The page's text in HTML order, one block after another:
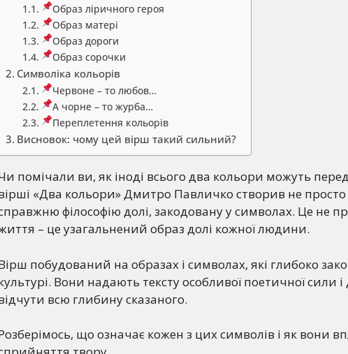
Образ ліричного героя
Образ матері
Образ дороги
Образ сорочки
Символіка кольорів
Червоне – то любов…
А чорне – то журба…
Переплетення кольорів
Висновок: чому цей вірш такий сильний?
помічали ви, як іноді всього два кольори можуть
«Два кольори» Дмитро Павличко створив не просто
філософію долі, закодовану у символах. Це не
– це узагальнений образ долі кожної людини.
побудований на образах і символах, які глибоко
Вони надають тексту особливої поетичної сили
всю глибину сказаного.
що означає кожен з цих символів і як вони